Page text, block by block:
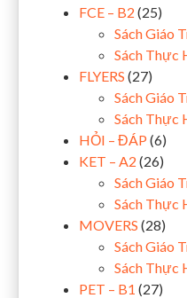
FCE – B2 (25)
Sách Giáo
Sách Thực
FLYERS (27)
Sách Giáo
Sách Thực
HỎI – ĐÁP (6)
KET – A2 (26)
Sách Giáo
Sách Thực
MOVERS (28)
Sách Giáo
Sách Thực
PET – B1 (27)